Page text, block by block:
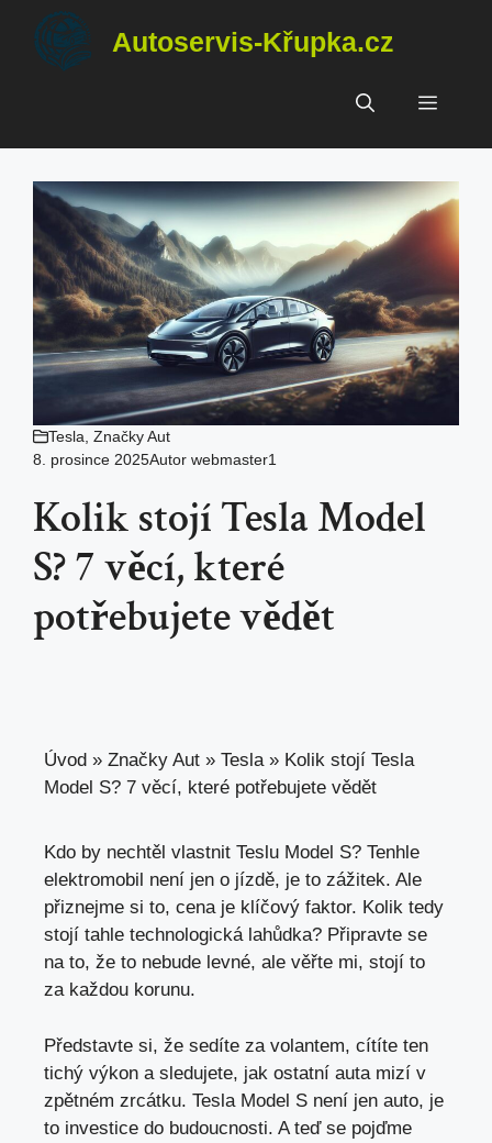
Přeskočit
obsah
Autoservis-Křupka.cz
Menu
Tesla Značky Aut
8. prosince 2025Autor webmaster1
Kolik stojí Tesla Model
S? 7 věcí, které
potřebujete vědět
Úvod » Značky Aut » Tesla» Kolik stojí Tesla
Model S? 7 věcí, které potřebujete vědět
Kdo by nechtěl vlastnit Teslu Model S? Tenhle
elektromobil není jen o jízdě, je to zážitek. Ale
přiznejme si to, cena je klíčový faktor. Kolik tedy
stojí tahle technologická lahůdka? Připravte se
na to, že to nebude levné, ale věřte mi, stojí to
za každou korunu.
Představte si, že sedíte za volantem, cítíte ten
tichý výkon a sledujete, jak ostatní auta mizí v
zpětném zrcátku. Tesla Model S není jen auto, je
to investice do budoucnosti. A teď se pojďme